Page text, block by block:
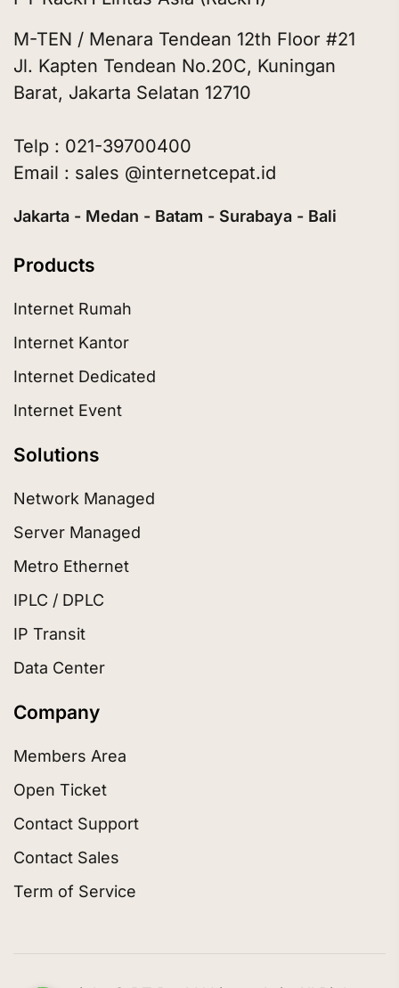
M-TEN / Menara Tendean 12th Floor #21
Jl. Kapten Tendean No.20C, Kuningan
Barat, Jakarta Selatan 12710
Telp : 021-39700400
Email : sales @internetcepat.id
Jakarta - Medan - Batam - Surabaya - Bali
Products
Internet Rumah
Internet Kantor
Internet Dedicated
Internet Event
Solutions
Network Managed
Server Managed
Metro Ethernet
IPLC / DPLC
IP Transit
Data Center
Company
Members Area
Open Ticket
Contact Support
Contact Sales
Term of Service